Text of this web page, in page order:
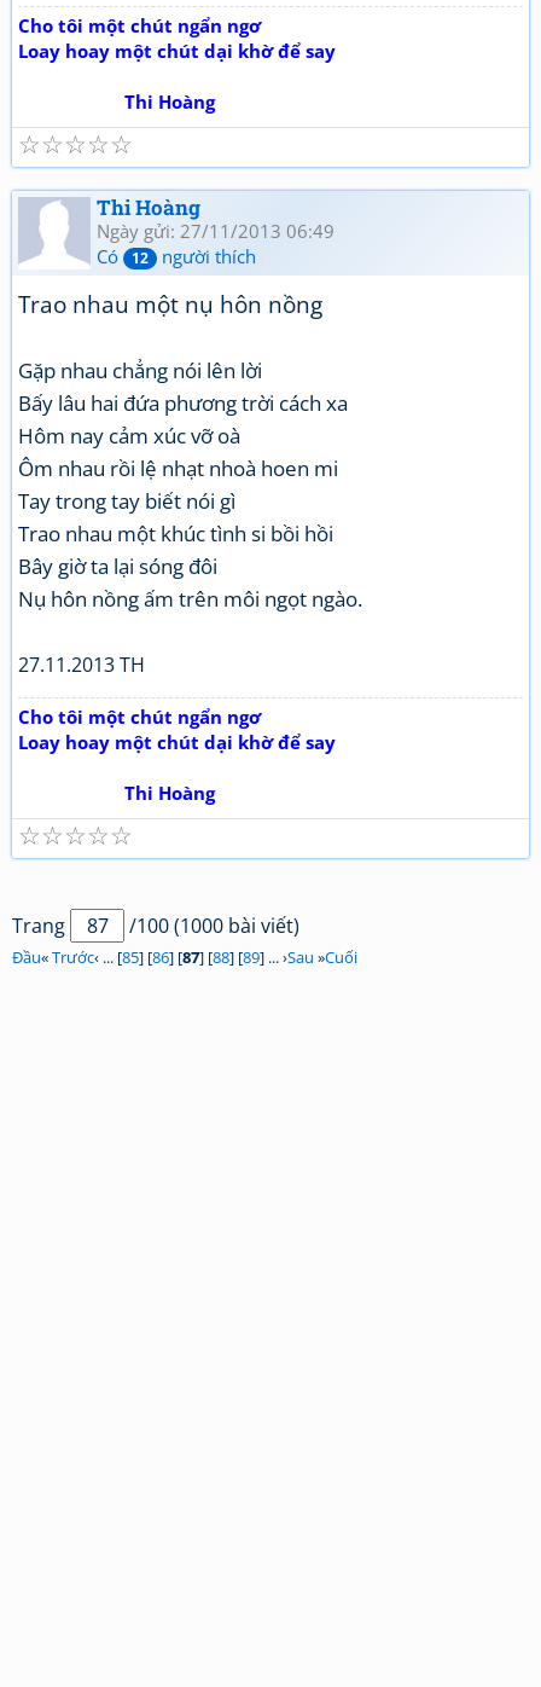
Cho tôi một chút ngẩn ngơ
Loay hoay một chút dại khờ để say
Thi Hoàng
☆
☆
☆
☆
☆
Thi Hoàng
Ngày gửi: 27/11/2013 06:49
Có
12 người thích
Trao nhau một nụ hôn nồng
Gặp nhau chẳng nói lên lời
Bấy lâu hai đứa phương trời cách xa
Hôm nay cảm xúc vỡ oà
Ôm nhau rồi lệ nhạt nhoà hoen mi
Tay trong tay biết nói gì
Trao nhau một khúc tình si bồi hồi
Bây giờ ta lại sóng đôi
Nụ hôn nồng ấm trên môi ngọt ngào.
27.11.2013 TH
Cho tôi một chút ngẩn ngơ
Loay hoay một chút dại khờ để say
Thi Hoàng
☆
☆
☆
☆
☆
Trang /100 (1000 bài viết)
Đầu«Trước‹ ... [85] [86] [87] [88] [89] ... ›Sau »Cuối